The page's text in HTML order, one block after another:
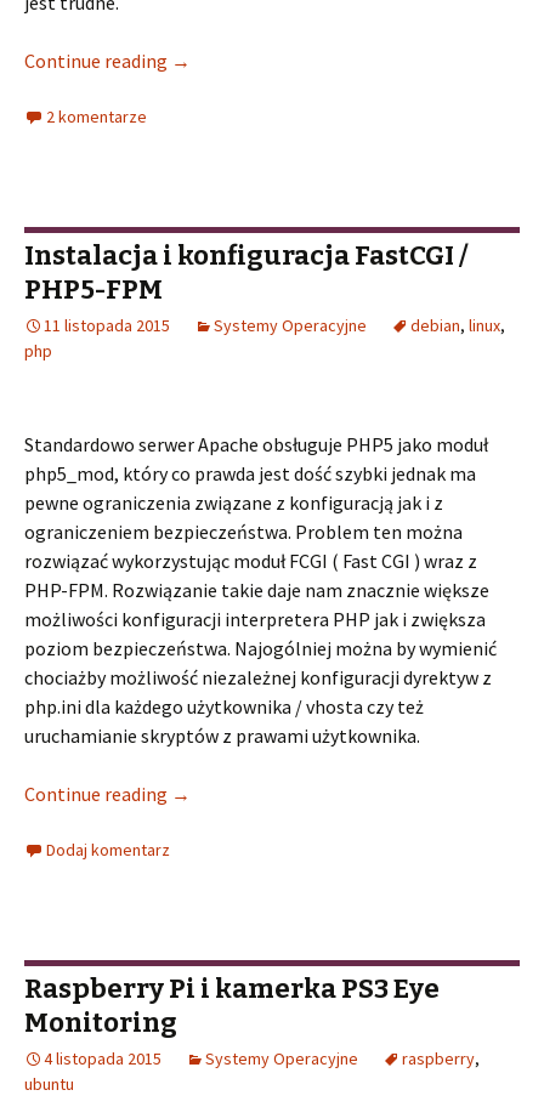
Continue reading →
2 komentarze
Instalacja i konfiguracja FastCGI /
PHP5-FPM
11 listopada 2015 Systemy Operacyjne debian, linux,
php
Standardowo serwer Apache obsługuje PHP5 jako moduł
php5_mod, który co prawda jest dość szybki jednak ma
pewne ograniczenia związane z konfiguracją jak i z
ograniczeniem bezpieczeństwa. Problem ten można
rozwiązać wykorzystując moduł FCGI ( Fast CGI ) wraz z
PHP-FPM. Rozwiązanie takie daje nam znacznie większe
możliwości konfiguracji interpretera PHP jak i zwiększa
poziom bezpieczeństwa. Najogólniej można by wymienić
chociażby możliwość niezależnej konfiguracji dyrektyw z
php.ini dla każdego użytkownika / vhosta czy też
uruchamianie skryptów z prawami użytkownika.
Continue reading →
Dodaj komentarz
Raspberry Pi i kamerka PS3 Eye
Monitoring
4 listopada 2015 Systemy Operacyjne raspberry,
ubuntu